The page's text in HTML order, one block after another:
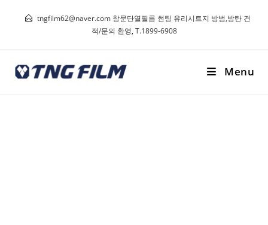
tngfilm62@naver.com 창문단열필름 썬팅 유리시트지 방범,방탄 견
적/문의 환영, T.1899-6908
Menu